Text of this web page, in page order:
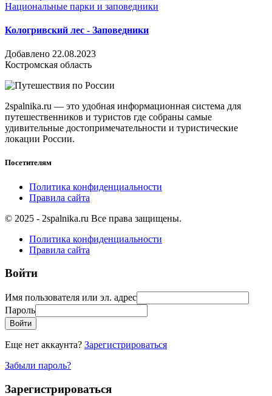
Национальные парки и заповедники
Кологривский лес - Заповедники
Добавлено 22.08.2023
Костромская область
2spalnika.ru — это удобная информационная система для
путешественников и туристов где собраны самые
удивительные достопримечательности и туристические
локации России.
Посетителям
Политика конфиденциальности
Правила сайта
© 2025 - 2spalnika.ru Все права защищены.
Политика конфиденциальности
Правила сайта
Войти
Имя пользователя или эл. адрес
Пароль
Войти
Еще нет аккаунта? Зарегистрироваться
Забыли пароль?
Зарегистрироваться